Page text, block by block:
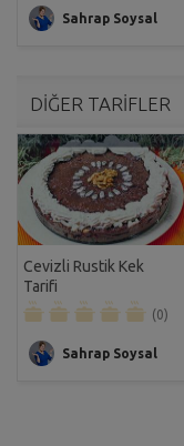
Sahrap Soysal
DİĞER TARİFLER
Cevizli Rustik Kek
Tarifi
(0)
Sahrap Soysal